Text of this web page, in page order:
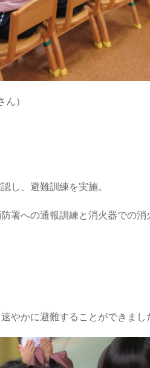
ん）
し、避難訓練を実施。
署への通報訓練と消火器での消
やかに避難することができまし